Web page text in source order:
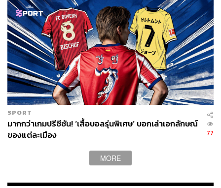
SPORT
มากกว่าเกมปรีซีซัน! ‘เสื้อบอลรุ่นพิเศษ’ บอกเล่าเอกลักษณ์
ของแต่ละเมือง
77
MORE